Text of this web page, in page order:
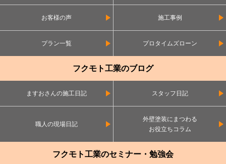
お客様の声 施工事例
プラン一覧 プロタイムズローン
フクモト工業のブログ
ますおさんの施工日記 スタッフ日記
職人の現場日記
外壁塗装にまつわる
お役立ちコラム
フクモト工業のセミナー・勉強会